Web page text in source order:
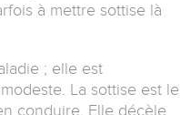
à mettre sottise là
; elle est
La sottise est le
conduire. Elle décèle